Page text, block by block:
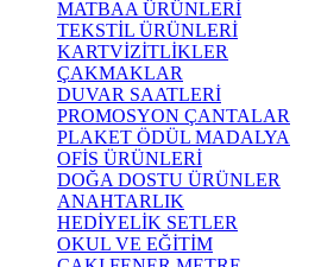
MATBAA ÜRÜNLERİ
TEKSTİL ÜRÜNLERİ
KARTVİZİTLİKLER
ÇAKMAKLAR
DUVAR SAATLERİ
PROMOSYON ÇANTALAR
PLAKET ÖDÜL MADALYA
OFİS ÜRÜNLERİ
DOĞA DOSTU ÜRÜNLER
ANAHTARLIK
HEDİYELİK SETLER
OKUL VE EĞİTİM